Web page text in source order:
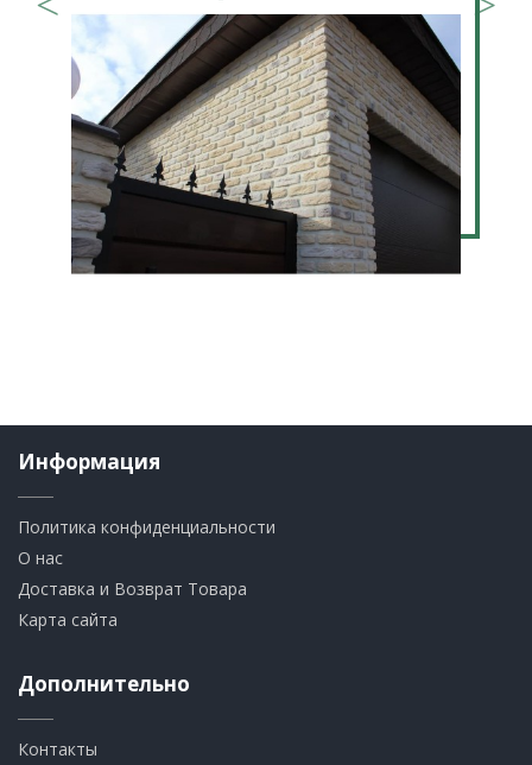
Информация
Политика конфиденциальности
О нас
Доставка и Возврат Товара
Карта сайта
Дополнительно
Контакты